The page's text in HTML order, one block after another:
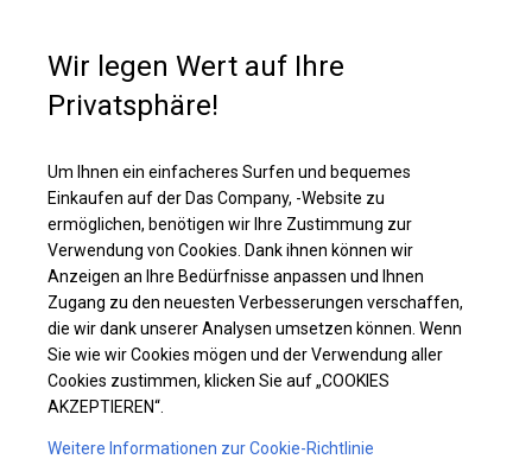
Verstärktes Bankettzelt | 6x12 m
Wir legen Wert auf Ihre
Privatsphäre!
Um Ihnen ein einfacheres Surfen und bequemes
Einkaufen auf der Das Company, -Website zu
ermöglichen, benötigen wir Ihre Zustimmung zur
Verwendung von Cookies. Dank ihnen können wir
Anzeigen an Ihre Bedürfnisse anpassen und Ihnen
Zugang zu den neuesten Verbesserungen verschaffen,
die wir dank unserer Analysen umsetzen können. Wenn
Sie wie wir Cookies mögen und der Verwendung aller
Cookies zustimmen, klicken Sie auf „COOKIES
AKZEPTIEREN“.
Weitere Informationen zur Cookie-Richtlinie